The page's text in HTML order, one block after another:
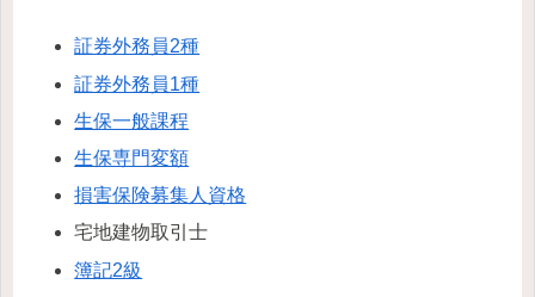
証券外務員2種
証券外務員1種
生保一般課程
生保専門変額
損害保険募集人資格
宅地建物取引士
簿記2級